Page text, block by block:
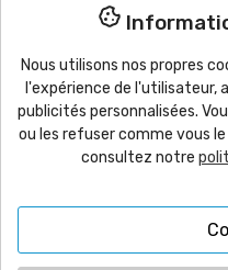
Bulletin
yoimprimo ® | CMC
Nous utilisons nos propres
l'expérience de l'utilisateur,
publicités personnalisées.
ou les refuser comme vous
consultez notre